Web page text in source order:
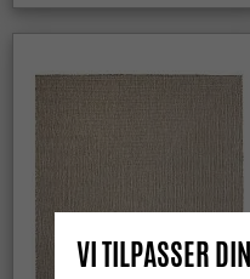
VI TILPASSER